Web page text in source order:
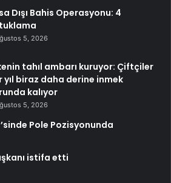
Dışı Bahis Operasyonu: 4
5, 2026
tahıl ambarı kuruyor: Çiftçiler
yıl biraz daha derine inmek
kalıyor
5, 2026
Pole Pozisyonunda
istifa etti